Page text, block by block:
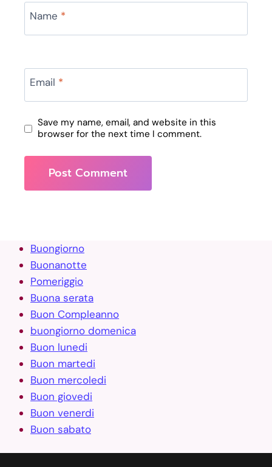
Name *
Email *
Save my name, email, and website in this
browser for the next time I comment.
Buongiorno
Buonanotte
Pomeriggio
Buona serata
Buon Compleanno
buongiorno domenica
Buon lunedi
Buon martedi
Buon mercoledi
Buon giovedi
Buon venerdi
Buon sabato